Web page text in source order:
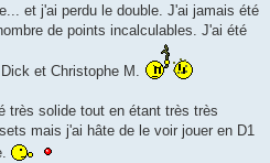
et j'ai perdu le double. J'ai jamais été
de points incalculables. J'ai été
et Christophe M.
très solide tout en étant très très
mais j'ai hâte de le voir jouer en D1